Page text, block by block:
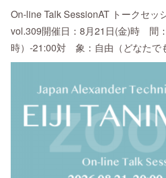
On-line Talk SessionAT トークセッ
vol.309開催日：8月21日(金)時 間
時）-21:00対 象：自由（どなたで